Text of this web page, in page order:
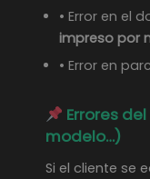
• Error en el
impreso por
• Error en
Errores
modelo…)
Si el cliente se